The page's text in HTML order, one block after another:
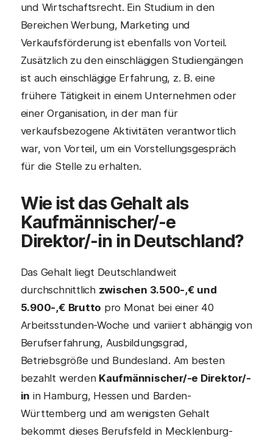
und Wirtschaftsrecht. Ein Studium in den
Bereichen Werbung, Marketing und
Verkaufsförderung ist ebenfalls von Vorteil.
Zusätzlich zu den einschlägigen Studiengängen
ist auch einschlägige Erfahrung, z. B. eine
frühere Tätigkeit in einem Unternehmen oder
einer Organisation, in der man für
verkaufsbezogene Aktivitäten verantwortlich
war, von Vorteil, um ein Vorstellungsgespräch
für die Stelle zu erhalten.
Wie ist das Gehalt als
Kaufmännischer/-e
Direktor/-inin Deutschland?
Das Gehalt liegt Deutschlandweit
durchschnittlich zwischen 3.500-,€ und
5.900-,€ Brutto pro Monat bei einer 40
Arbeitsstunden-Woche und variiert abhängig von
Berufserfahrung, Ausbildungsgrad,
Betriebsgröße und Bundesland. Am besten
bezahlt werden Kaufmännischer/-e Direktor/-
in in Hamburg, Hessen und Barden-
Württemberg und am wenigsten Gehalt
bekommt dieses Berufsfeld in Mecklenburg-